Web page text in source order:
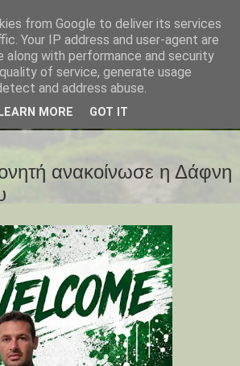
ανακοίνωσε η Δάφνη
from Google to deliver its services
Your IP address and user-agent are
along with performance and security
of service, generate usage
and address abuse.
LEARN MORE GOT IT